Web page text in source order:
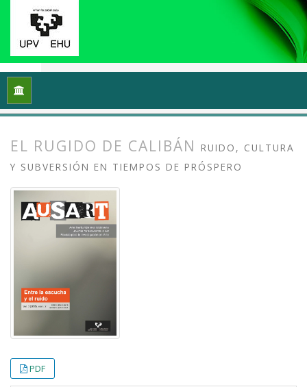
Inicio
EL RUGIDO DE CALIBÁN
RUIDO, CULTURA
Y SUBVERSIÓN EN TIEMPOS DE PRÓSPERO
PDF